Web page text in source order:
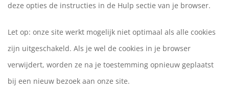
deze opties de instructies in de Hulp sectie van je browser.
Let op: onze site werkt mogelijk niet optimaal als alle cookies
zijn uitgeschakeld. Als je wel de cookies in je browser
verwijdert, worden ze na je toestemming opnieuw geplaatst
bij een nieuw bezoek aan onze site.